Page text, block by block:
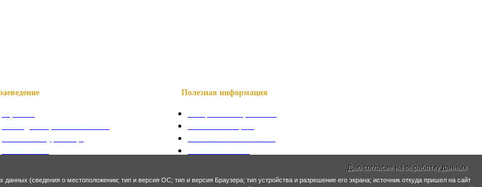
Полезная информация
Даю согласие на обработку данных
(сведения о местоположении; тип и версия ОС; тип и версия Браузера; тип устройства и разрешение его экрана; источник откуда пришел на сайт